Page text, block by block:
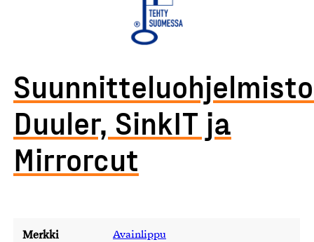
Duuler, SinkIT ja
Mirrorcut
Merkki Avainlippu